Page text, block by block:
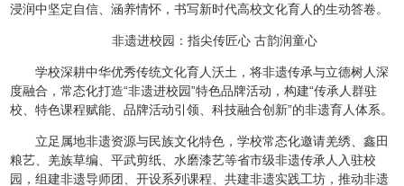
浸润中坚定自信、涵养情怀，书写新时代高校文化育人的生动答卷。
非遗进校园：指尖传匠心 古韵润童心
学校深耕中华优秀传统文化育人沃土，将非遗传承与立德树人深
度融合，常态化打造“非遗进校园”特色品牌活动，构建“传承人群驻
校、特色课程赋能、品牌活动引领、科技融合创新”的非遗育人体系。
立足属地非遗资源与民族文化特色，学校常态化邀请羌绣、鑫田
粮艺、羌族草编、平武剪纸、水磨漆艺等省市级非遗传承人入驻校
园，组建非遗导师团、开设系列课程、共建非遗实践工坊，推动非遗